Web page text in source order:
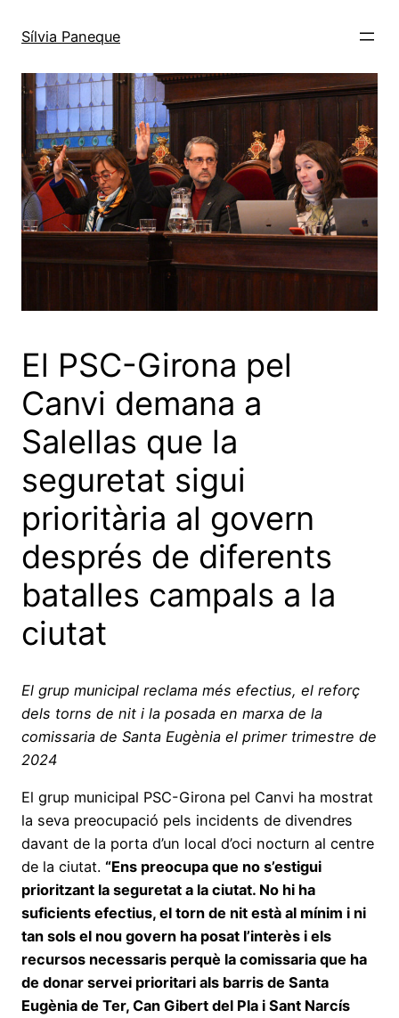
Sílvia Paneque
El PSC-Girona pel
Canvi demana a
Salellas que la
seguretat sigui
prioritària al govern
després de diferents
batalles campals a la
ciutat
El grup municipal reclama més efectius, el reforç
dels torns de nit i la posada en marxa de la
comissaria de Santa Eugènia el primer trimestre de
2024
El grup municipal PSC-Girona pel Canvi ha mostrat
la seva preocupació pels incidents de divendres
davant de la porta d’un local d’oci nocturn al centre
de la ciutat. “Ens preocupa que no s’estigui
prioritzant la seguretat a la ciutat. No hi ha
suficients efectius, el torn de nit està al mínim i ni
tan sols el nou govern ha posat l’interès i els
recursos necessaris perquè la comissaria que ha
de donar servei prioritari als barris de Santa
Eugènia de Ter, Can Gibert del Pla i Sant Narcís